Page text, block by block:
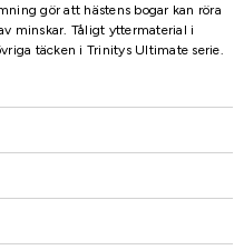
gör att hästens bogar kan röra
minskar. Tåligt yttermaterial i
täcken i Trinitys Ultimate serie.